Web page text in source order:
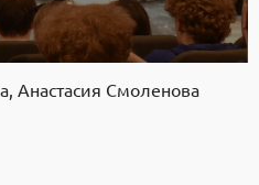
Анастасия Смоленова